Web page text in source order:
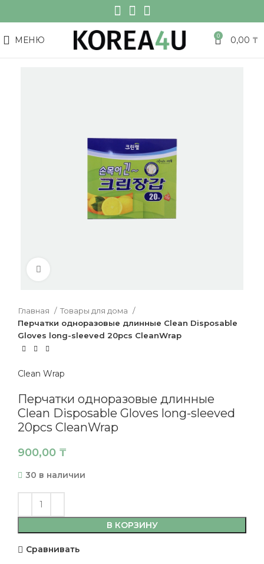
МЕНЮ 0 0,00 ₸
Главная
Товары для дома
Перчатки одноразовые длинные Clean Disposable
Gloves long-sleeved 20pcs CleanWrap
Clean Wrap
Перчатки одноразовые длинные
Clean Disposable Gloves long-sleeved
20pcs CleanWrap
900,00 ₸
30 в наличии
В КОРЗИНУ
Сравнивать